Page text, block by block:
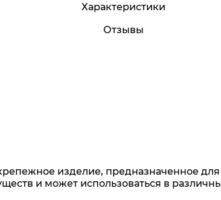
Характеристики
Отзывы
изделие, предназначенное
и может использоваться в